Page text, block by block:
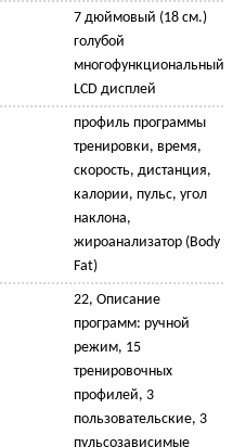
7 дюймовый (18 см.)
голубой
многофункциональный
LCD дисплей
профиль программы
тренировки, время,
скорость, дистанция,
калории, пульс, угол
наклона,
жироанализатор (Body
Fat)
22, Описание
программ: ручной
режим, 15
тренировочных
профилей, 3
пользовательские, 3
пульсозависимые